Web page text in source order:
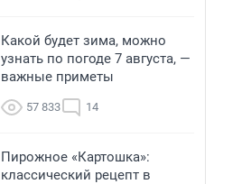
Какой будет зима, можно
узнать по погоде 7 августа, —
важные приметы
57 833 14
Пирожное «Картошка»:
классический рецепт в